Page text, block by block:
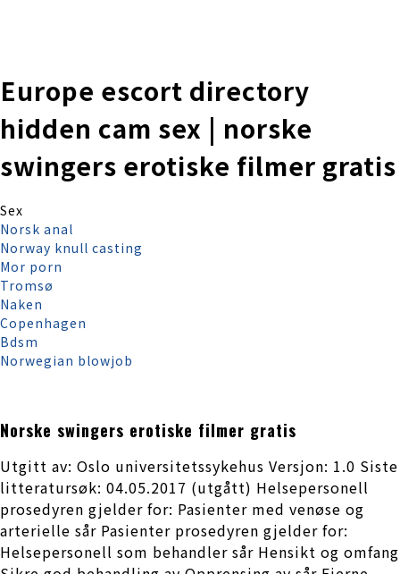
Europe escort directory
hidden cam sex | norske
swingers erotiske filmer gratis
Sex
Norsk anal
Norway knull casting
Mor porn
Tromsø
Naken
Copenhagen
Bdsm
Norwegian blowjob
Norske swingers erotiske filmer gratis
Utgitt av: Oslo universitetssykehus Versjon: 1.0 Siste
litteratursøk: 04.05.2017 (utgått) Helsepersonell
prosedyren gjelder for: Pasienter med venøse og
arterielle sår Pasienter prosedyren gjelder for:
Helsepersonell som behandler sår Hensikt og omfang